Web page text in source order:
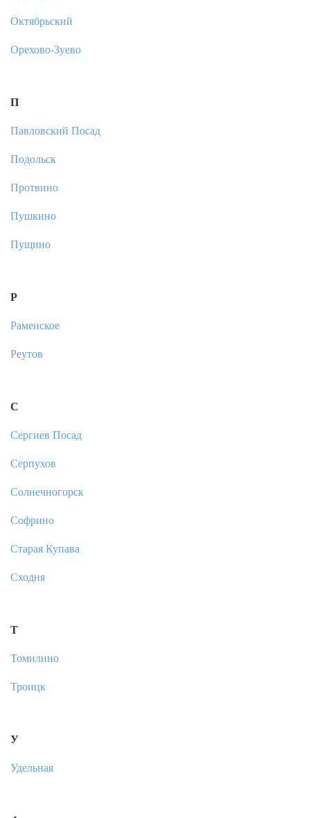
Октябрьский
Орехово-Зуево
П
Павловский Посад
Подольск
Протвино
Пушкино
Пущино
Р
Раменское
Реутов
С
Сергиев Посад
Серпухов
Солнечногорск
Софрино
Старая Купава
Сходня
Т
Томилино
Троицк
У
Удельная